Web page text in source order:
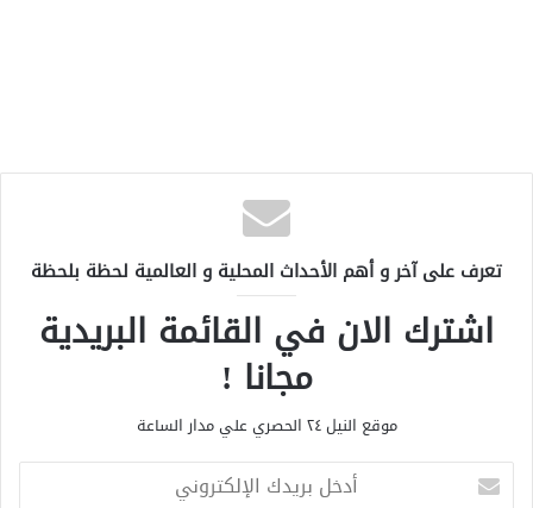
تعرف على آخر و أهم الأحداث المحلية و العالمية لحظة بلحظة
اشترك الان في القائمة البريدية
مجانا !
موقع النيل ٢٤ الحصري علي مدار الساعة